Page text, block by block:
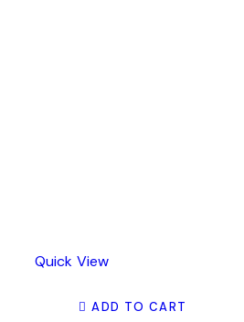
Quick View
ADD TO CART